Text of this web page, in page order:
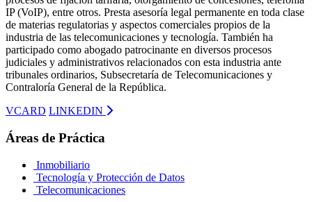
IP (VoIP), entre otros. Presta asesoría legal permanente en toda clase
de materias regulatorias y aspectos comerciales propios de la
industria de las telecomunicaciones y tecnología. También ha
participado como abogado patrocinante en diversos procesos
judiciales y administrativos relacionados con esta industria ante
tribunales ordinarios, Subsecretaría de Telecomunicaciones y
Contraloría General de la República.
VCARD LINKEDIN
Áreas de Práctica
Inmobiliario
Tecnología y Protección de Datos
Telecomunicaciones